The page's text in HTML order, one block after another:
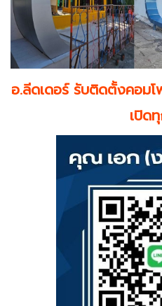
อ.ลีดเดอร์ รับติดตั้งคอม
เปิด